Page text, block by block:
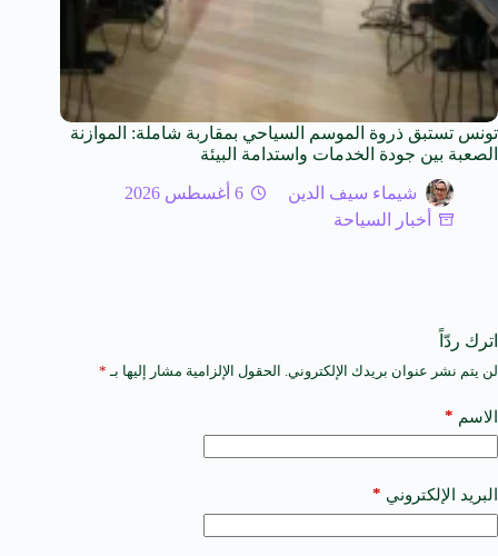
تونس تستبق ذروة الموسم السياحي بمقاربة شاملة: الموازنة
الصعبة بين جودة الخدمات واستدامة البيئة
شيماء سيف الدين
6 أغسطس 2026
أخبار السياحة
اترك ردّاً
لن يتم نشر عنوان بريدك الإلكتروني. الحقول الإلزامية مشار إليها بـ *
الاسم *
البريد الإلكتروني *
A
t
e
a
t
i